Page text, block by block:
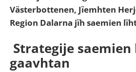
Västerbottenen, Jïemhten
Region Dalarna jïh saemien
Strategije saemien
gaavhtan